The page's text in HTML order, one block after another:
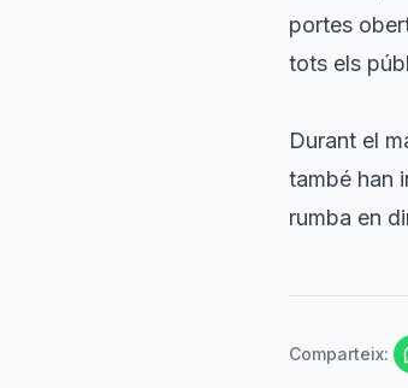
portes
tots els
Durant el
també han
rumba en
Comparteix: